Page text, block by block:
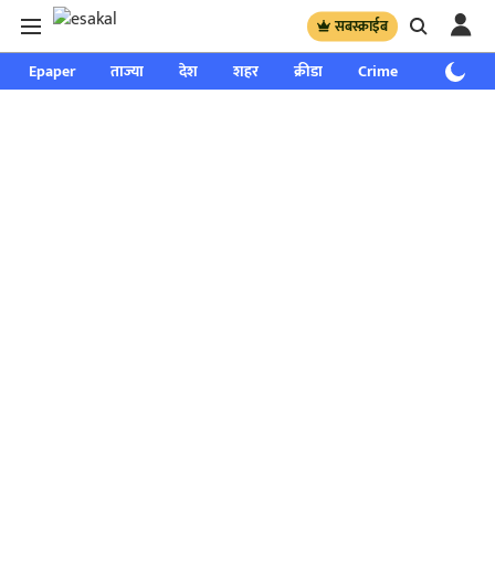
सबस्क्राईब
Epaper ताज्या देश शहर क्रीडा Crime साप्ताहिक